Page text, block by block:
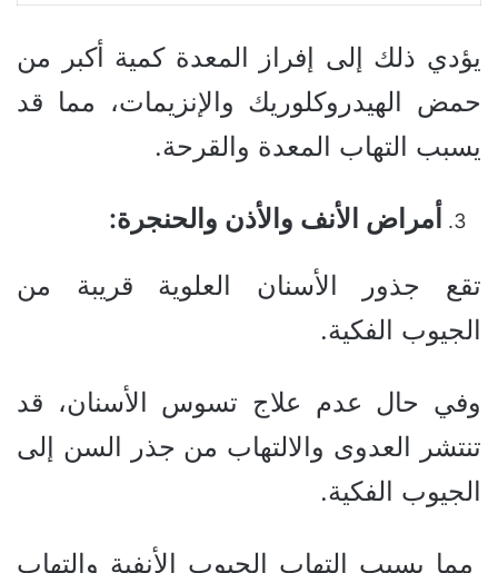
يؤدي ذلك إلى إفراز المعدة كمية أكبر من
حمض الهيدروكلوريك والإنزيمات، مما قد
يسبب التهاب المعدة والقرحة.
أمراض الأنف والأذن والحنجرة:
تقع جذور الأسنان العلوية قريبة من
الجيوب الفكية.
وفي حال عدم علاج تسوس الأسنان، قد
تنتشر العدوى والالتهاب من جذر السن إلى
الجيوب الفكية.
مما يسبب التهاب الجيوب الأنفية والتهاب